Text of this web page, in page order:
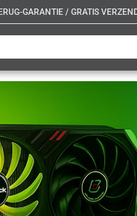
GARANTIE / GRATIS